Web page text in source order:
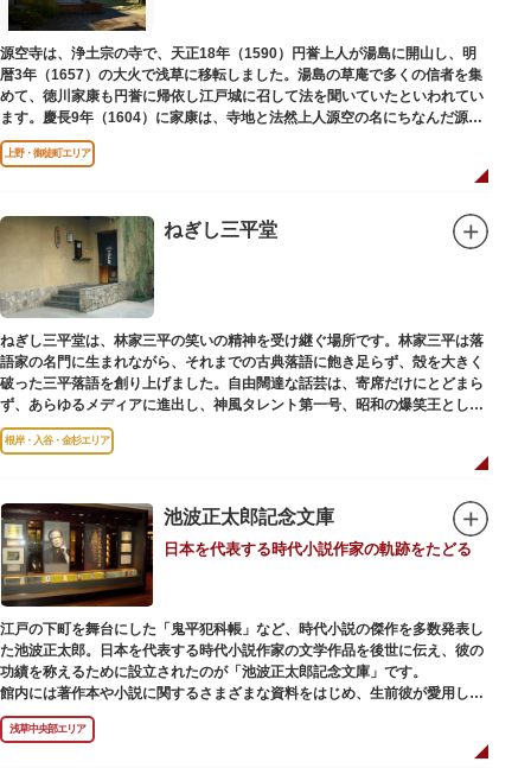
源空寺は、浄土宗の寺で、天正18年（1590）円誉上人が湯島に開山し、明
暦3年（1657）の大火で浅草に移転しました。湯島の草庵で多くの信者を集
めて、徳川家康も円誉に帰依し江戸城に召して法を聞いていたといわれてい
ます。慶長9年（1604）に家康は、寺地と法然上人源空の名にちなんだ源空
寺の号を円誉に与えました。
上野・御徒町エリア
ねぎし三平堂
ねぎし三平堂は、林家三平の笑いの精神を受け継ぐ場所です。林家三平は落
語家の名門に生まれながら、それまでの古典落語に飽き足らず、殻を大きく
破った三平落語を創り上げました。自由闊達な話芸は、寄席だけにとどまら
ず、あらゆるメディアに進出し、神風タレント第一号、昭和の爆笑王とし
て、いつまでも日本人の心に残っています。
根岸・入谷・金杉エリア
池波正太郎記念文庫
日本を代表する時代小説作家の軌跡をたどる
江戸の下町を舞台にした「鬼平犯科帳」など、時代小説の傑作を多数発表し
た池波正太郎。日本を代表する時代小説作家の文学作品を後世に伝え、彼の
功績を称えるために設立されたのが「池波正太郎記念文庫」です。
館内には著作本や小説に関するさまざまな資料をはじめ、生前彼が愛用して
いた万年筆やパイプ、帽子などが展示されています。書斎も復元されてお
り、池波正太郎をより身近に感じられるスポットです。また「池波グッズ」
とよばれる、作品の舞台を紹介した古地図やポストカード、扇子など様々な
浅草中央部エリア